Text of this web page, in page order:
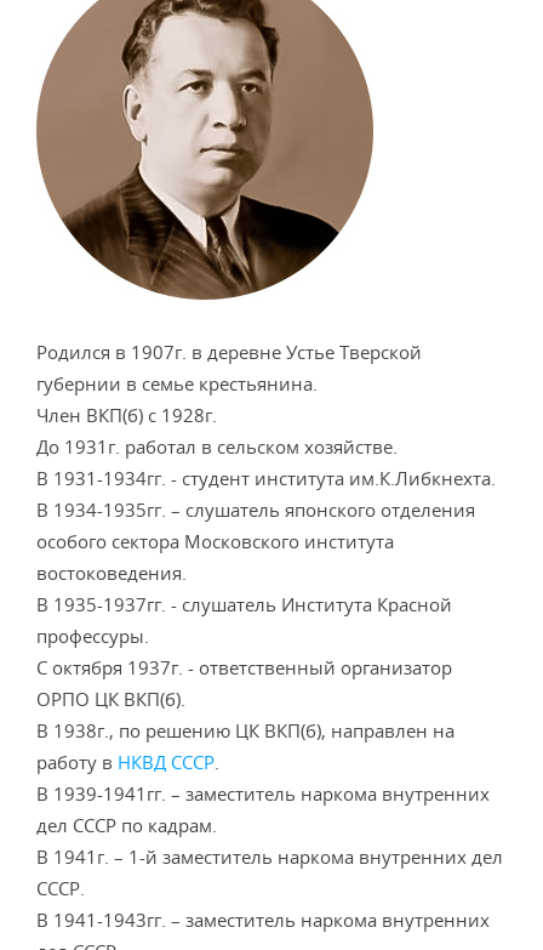
Родился в 1907г. в деревне Устье Тверской
губернии в семье крестьянина.
Член ВКП(б) с 1928г.
До 1931г. работал в сельском хозяйстве.
В 1931-1934гг. - студент института им.К.Либкнехта.
В 1934-1935гг. – слушатель японского отделения
особого сектора Московского института
востоковедения.
В 1935-1937гг. - слушатель Института Красной
профессуры.
С октября 1937г. - ответственный организатор
ОРПО ЦК ВКП(б).
В 1938г., по решению ЦК ВКП(б), направлен на
работу в НКВД СССР.
В 1939-1941гг. – заместитель наркома внутренних
дел СССР по кадрам.
В 1941г. – 1-й заместитель наркома внутренних дел
СССР.
В 1941-1943гг. – заместитель наркома внутренних